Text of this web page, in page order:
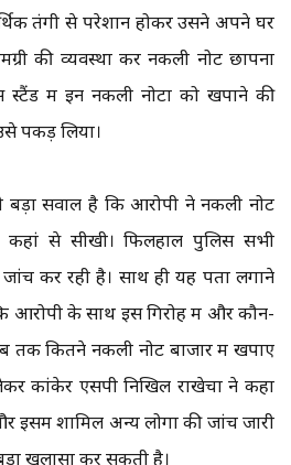
तंगी से परेशान होकर उसने अपने घर
की व्यवस्था कर नकली नोट छापना
में इन नकली नोटों को खपाने की
पकड़ लिया।
सवाल है कि आरोपी ने नकली नोट
से सीखी। फिलहाल पुलिस सभी
कर रही है। साथ ही यह पता लगाने
आरोपी के साथ इस गिरोह में और कौन-
तक कितने नकली नोट बाजार में खपाए
कांकेर एसपी निखिल राखेचा ने कहा
इसमें शामिल अन्य लोगों की जांच जारी
खुलासा कर सकती है।